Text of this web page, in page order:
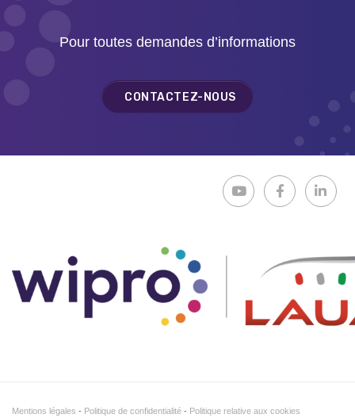
Pour toutes demandes d’informations
CONTACTEZ-NOUS
Mentions légales Politique de confidentialité Politique relative aux cookies